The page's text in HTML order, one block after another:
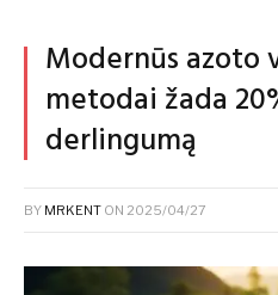
Modernūs azoto
metodai žada
derlingumą
BY MRKENT ON 2025/04/27